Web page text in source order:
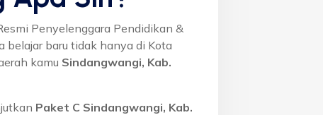
Penyelenggara Pendidikan &
belajar baru tidak hanya di Kota
kamu Sindangwangi, Kab.
Paket C Sindangwangi, Kab.